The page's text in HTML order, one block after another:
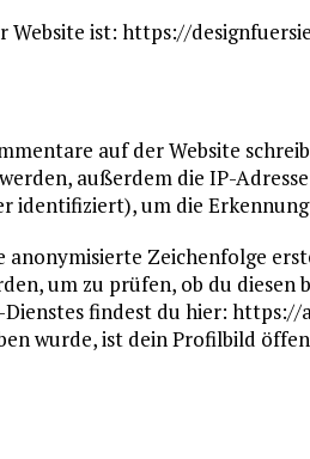
Website ist: https://
auf der Website
außerdem die IP-
identifiziert), um die
anonymisierte Zeichenfolge
um zu prüfen, ob du diesen
findest du hier:
wurde, ist dein Profilbild